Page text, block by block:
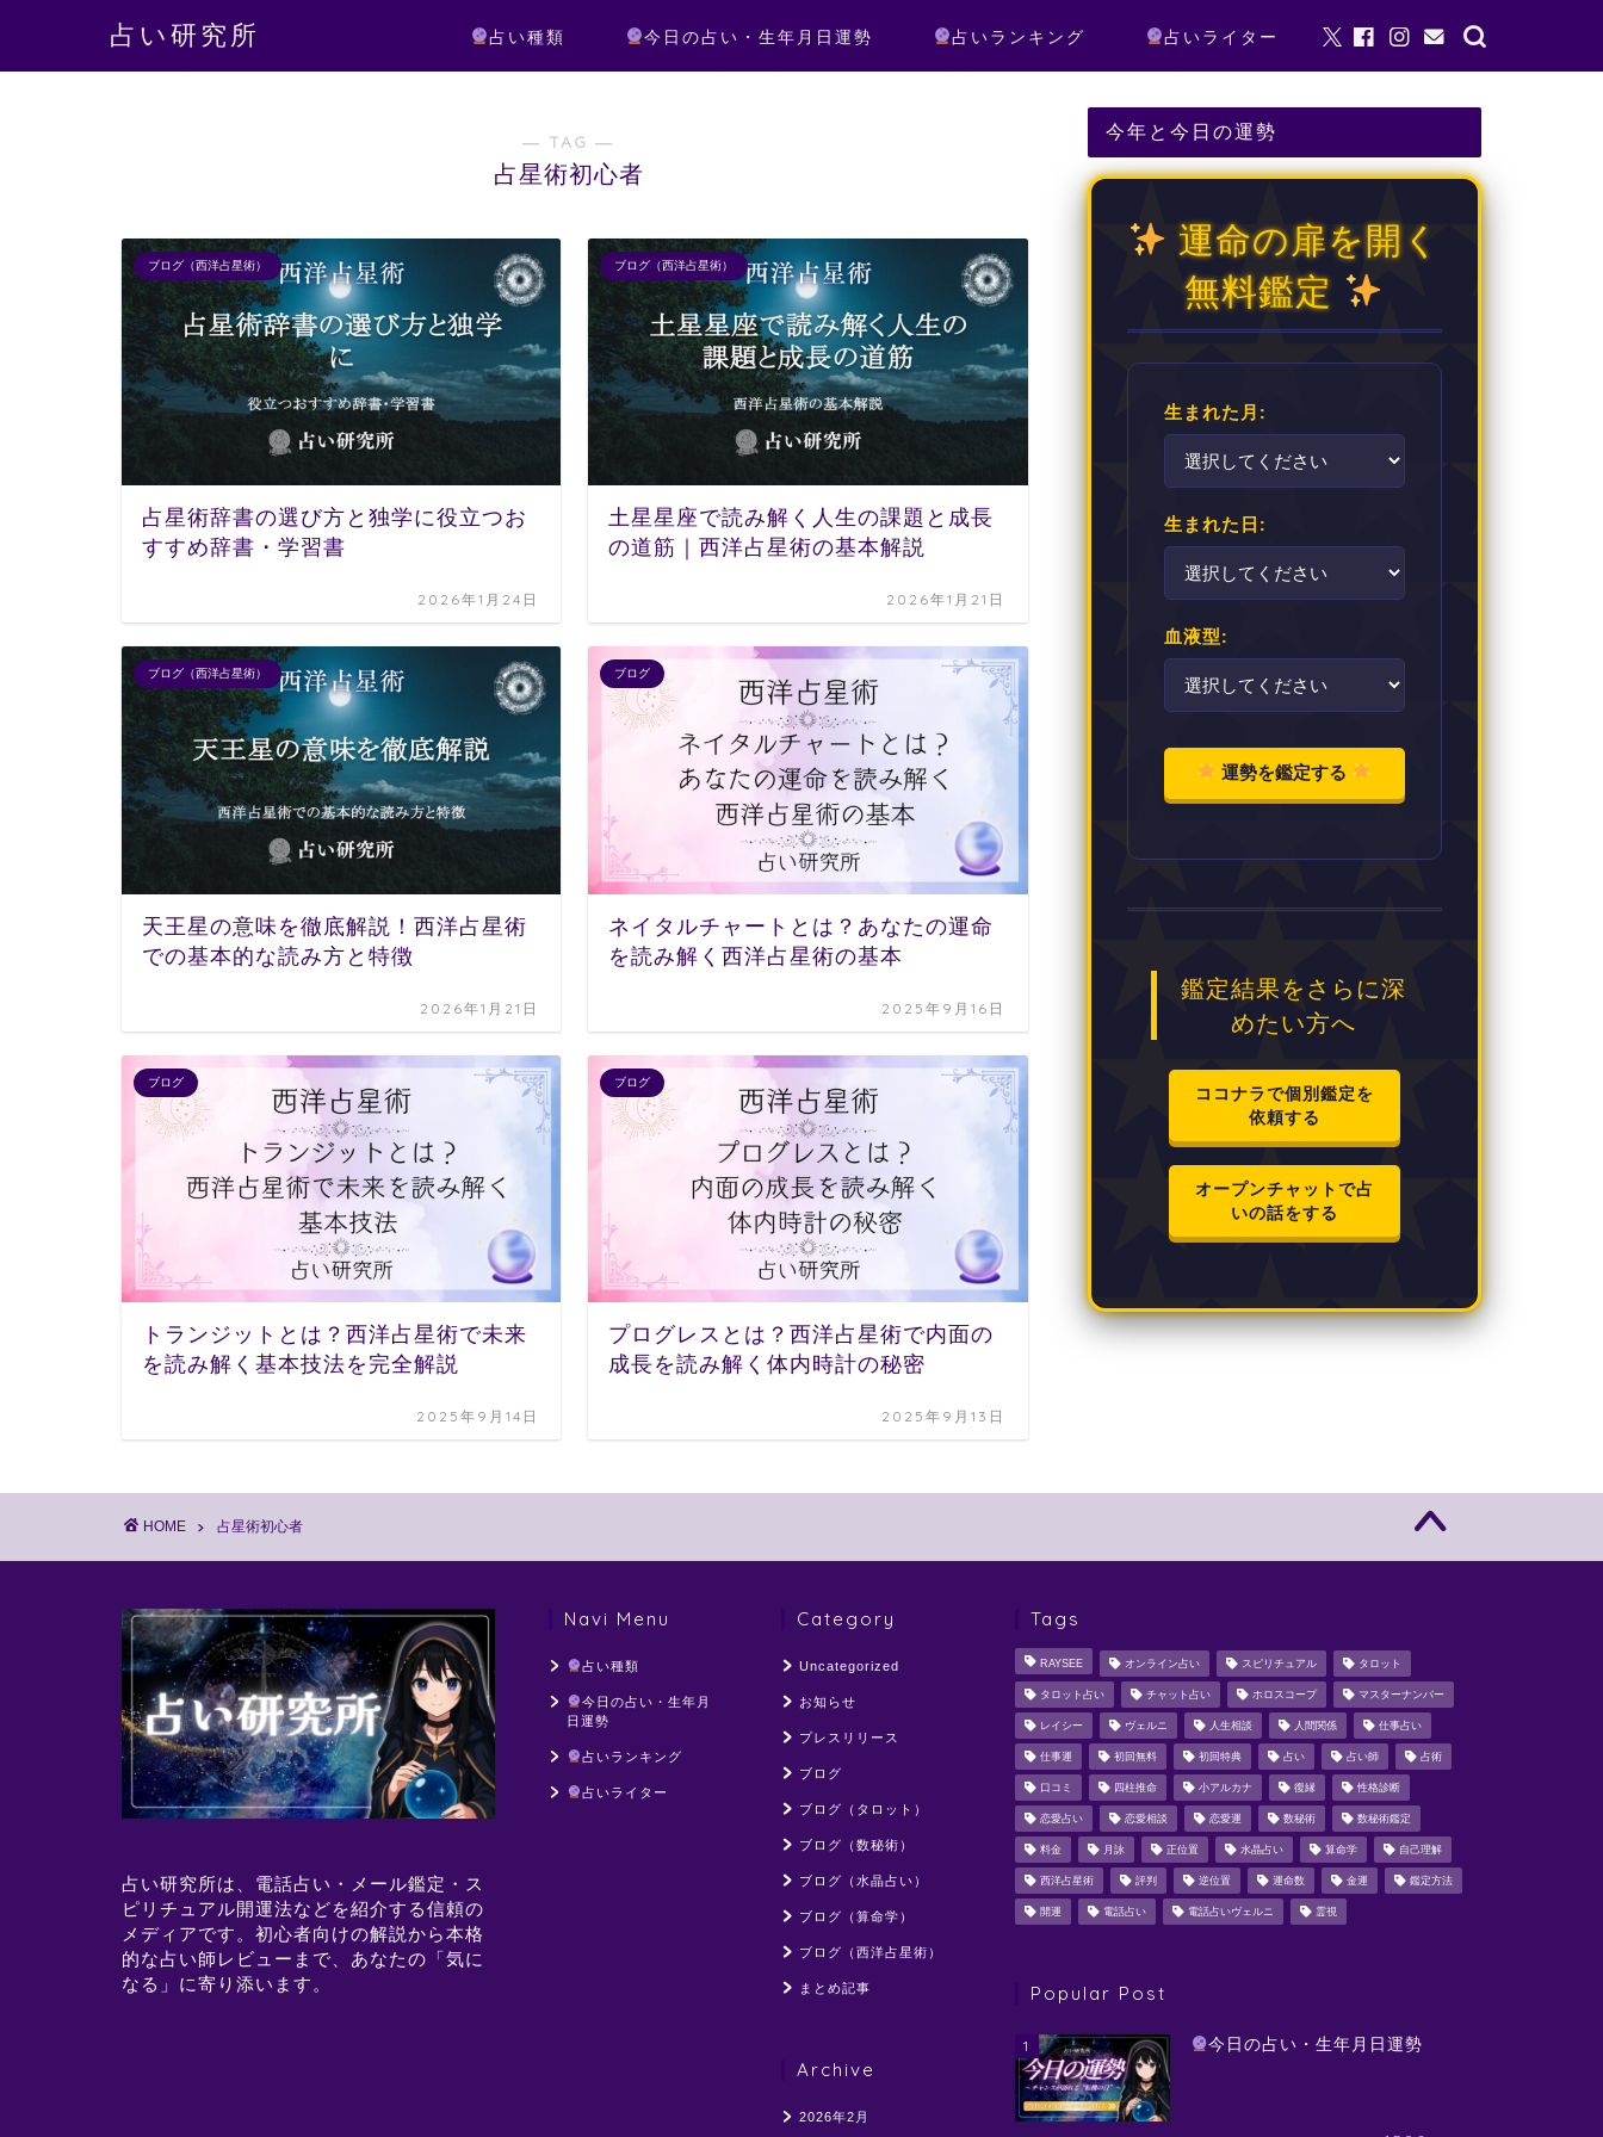
占い研究所 占い種類 今日の占い・生年月日運勢 占いランキング 占いライター
― TAG ―
占星術初心者
ブログ（西洋占星術）
占星術辞書の選び方と独学に役立つお
すすめ辞書・学習書
2026年1月24日
ブログ（西洋占星術）
土星星座で読み解く人生の課題と成長
の道筋｜西洋占星術の基本解説
2026年1月21日
ブログ（西洋占星術）
天王星の意味を徹底解説！西洋占星術
での基本的な読み方と特徴
2026年1月21日
ブログ
ネイタルチャートとは？あなたの運命
を読み解く西洋占星術の基本
2025年9月16日
ブログ
トランジットとは？西洋占星術で未来
を読み解く基本技法を完全解説
2025年9月14日
ブログ
プログレスとは？西洋占星術で内面の
成長を読み解く体内時計の秘密
2025年9月13日
今年と今日の運勢
運命の扉を開く
無料鑑定
生まれた月:
生まれた日:
血液型:
運勢を鑑定する
鑑定結果をさらに深
めたい方へ
ココナラで個別鑑定を
依頼する
オープンチャットで占
いの話をする
HOME 占星術初心者
占い研究所は、電話占い・メール鑑定・ス
ピリチュアル開運法などを紹介する信頼の
メディアです。初心者向けの解説から本格
的な占い師レビューまで、あなたの「気に
なる」に寄り添います。
Navi Menu
占い種類
今日の占い・生年月
日運勢
占いランキング
占いライター
Category
Uncategorized
お知らせ
プレスリリース
ブログ
ブログ（タロット）
ブログ（数秘術）
ブログ（水晶占い）
ブログ（算命学）
ブログ（西洋占星術）
まとめ記事
Archive
2026年2月
Tags
RAYSEE オンライン占い スピリチュアル タロット
タロット占い チャット占い ホロスコープ マスターナンバー
レイシー ヴェルニ 人生相談 人間関係 仕事占い
仕事運 初回無料 初回特典 占い 占い師 占術
口コミ 四柱推命 小アルカナ 復縁 性格診断
恋愛占い 恋愛相談 恋愛運 数秘術 数秘術鑑定
料金 月詠 正位置 水晶占い 算命学 自己理解
西洋占星術 評判 逆位置 運命数 金運 鑑定方法
開運 電話占い 電話占いヴェルニ 霊視
Popular Post
1 今日の占い・生年月日運勢